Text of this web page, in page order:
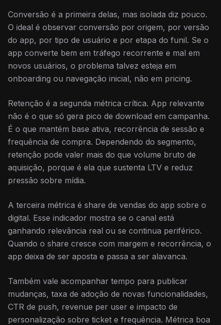
Conversão é a primeira delas, mas isolada diz pouco.
O ideal é observar conversão por origem, por versão
do app, por tipo de usuário e por etapa do funil. Se o
app converte bem em tráfego recorrente e mal em
novos usuários, o problema talvez esteja em
onboarding ou navegação inicial, não em pricing.
Retenção é a segunda métrica crítica. App relevante
não é o que só gera pico de download em campanha.
É o que mantém base ativa, recorrência de sessão e
frequência de compra. Dependendo do segmento,
retenção pode valer mais do que volume bruto de
aquisição, porque é ela que sustenta LTV e reduz
pressão sobre mídia.
A terceira métrica é share de vendas do app sobre o
digital. Esse indicador mostra se o canal está
ganhando relevância real ou se continua periférico.
Quando o share cresce com margem e recorrência, o
app deixa de ser aposta e passa a ser alavanca.
Também vale acompanhar tempo para publicar
mudanças, taxa de adoção de novas funcionalidades,
CTR de push, revenue per user e impacto de
personalização sobre ticket e frequência. Métrica boa